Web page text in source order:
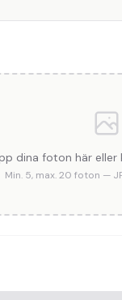
dina foton här
Min. 5, max. 20 foton —